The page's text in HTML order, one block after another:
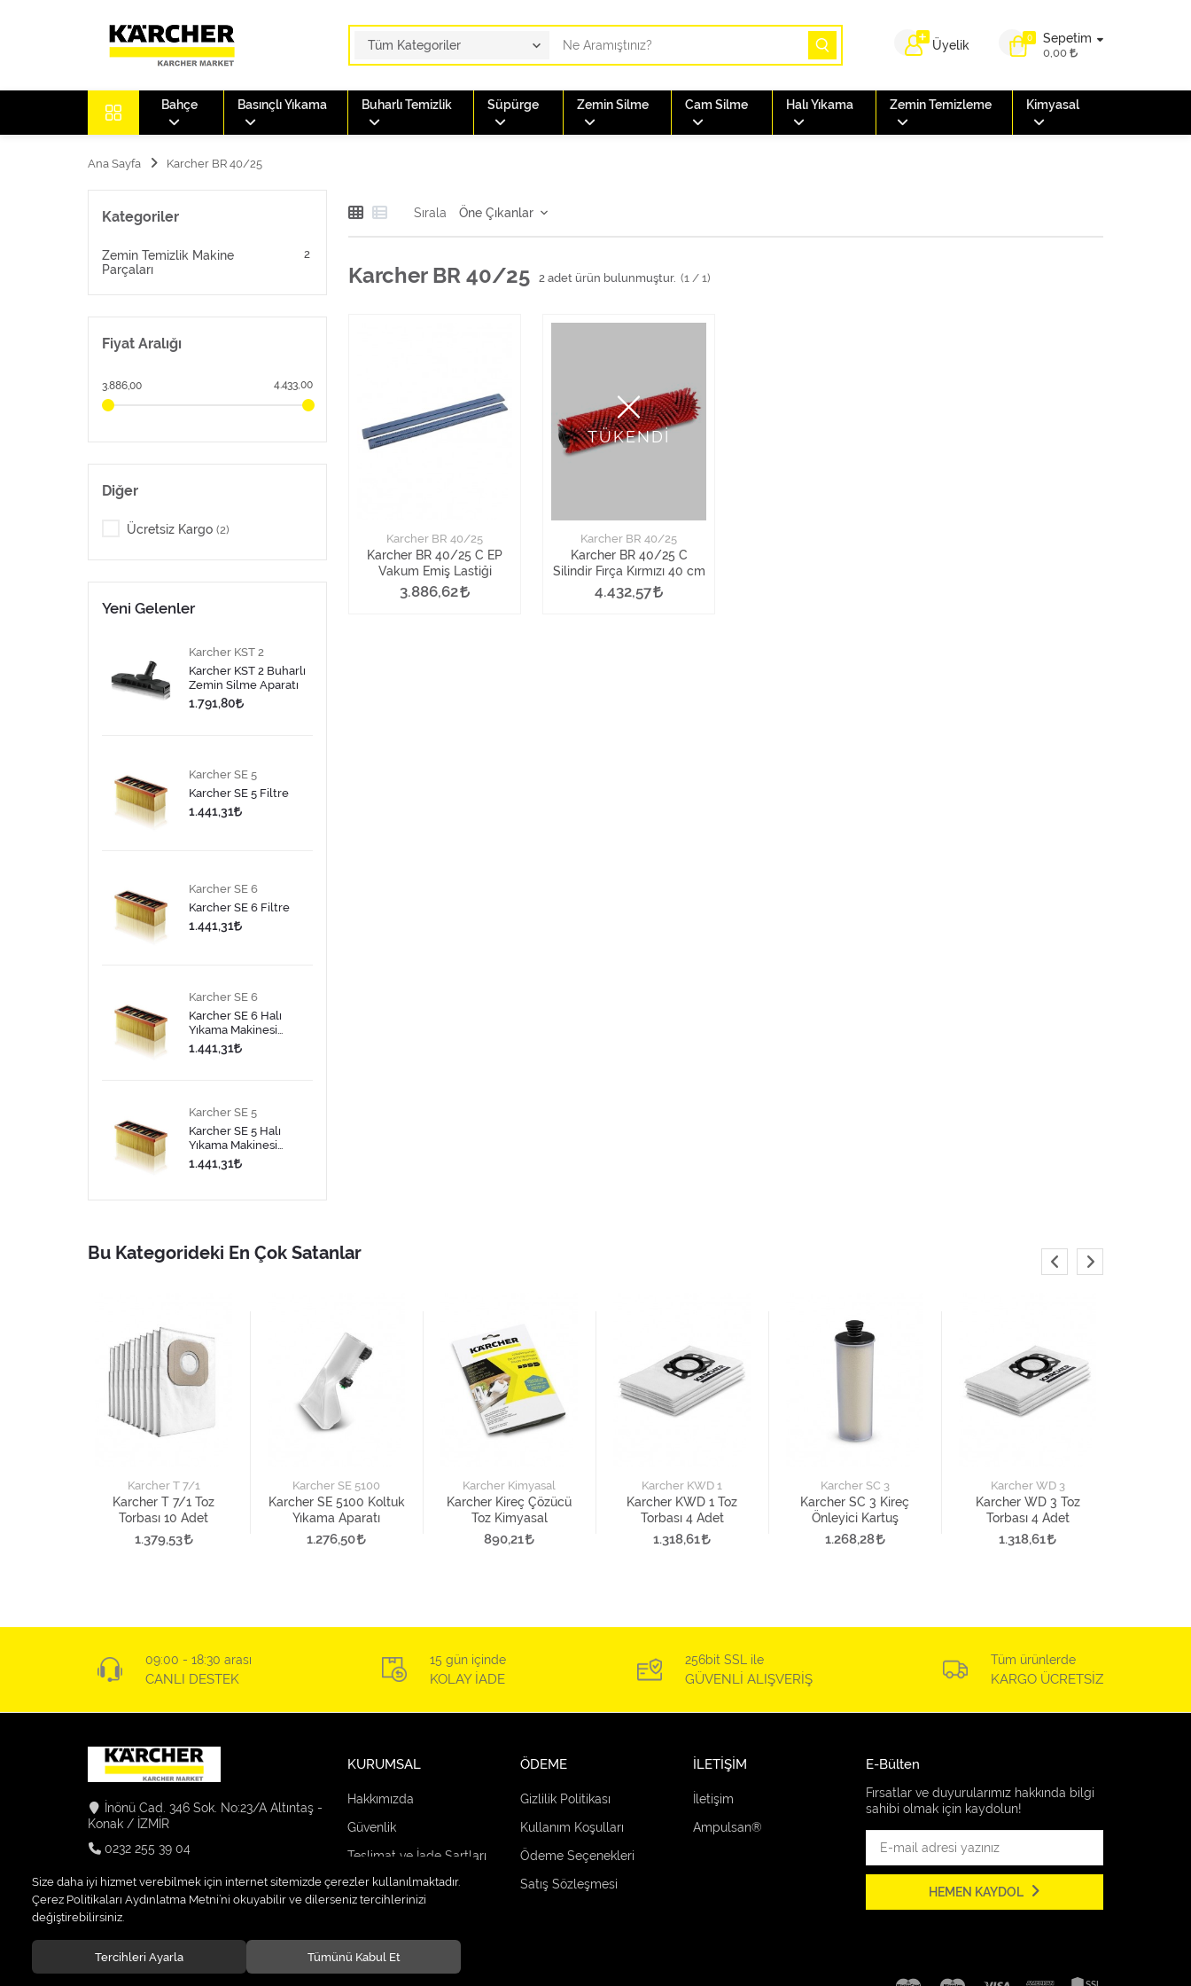
0 Sepetim
0,00
Üyelik
Bahçe Basınçlı Yıkama Buharlı Temizlik Süpürge Zemin Silme Cam Silme Halı Yıkama Zemin Temizleme Kimyasal
Ana Sayfa Karcher BR 40/25
Sırala
Karcher BR 40/25 2 adet ürün bulunmuştur. (1 / 1)
Karcher BR 40/25
Karcher BR 40/25 C EP
Vakum Emiş Lastiği
3.886,62
TÜKENDİ
Karcher BR 40/25
Karcher BR 40/25 C
Silindir Fırça Kırmızı 40 cm
4.432,57
Kategoriler
Zemin Temizlik Makine
Parçaları
2
Fiyat Aralığı
3.886,00 4.433,00
Diğer
Ücretsiz Kargo (2)
Yeni Gelenler
Karcher KST 2
Karcher KST 2 Buharlı
Zemin Silme Aparatı
1.791,80
Karcher SE 5
Karcher SE 5 Filtre
1.441,31
Karcher SE 6
Karcher SE 6 Filtre
1.441,31
Karcher SE 6
Karcher SE 6 Halı
Yıkama Makinesi
Filtre
1.441,31
Karcher SE 5
Karcher SE 5 Halı
Yıkama Makinesi
Filtre
1.441,31
Bu Kategorideki En Çok Satanlar
Karcher T 7/1
Karcher T 7/1 Toz
Torbası 10 Adet
1.379,53
Karcher SE 5100
Karcher SE 5100 Koltuk
Yıkama Aparatı
1.276,50
Karcher Kimyasal
Karcher Kireç Çözücü
Toz Kimyasal
890,21
Karcher KWD 1
Karcher KWD 1 Toz
Torbası 4 Adet
1.318,61
Karcher SC 3
Karcher SC 3 Kireç
Önleyici Kartuş
1.268,28
Karcher WD 3
Karcher WD 3 Toz
Torbası 4 Adet
1.318,61
09:00 - 18:30 arası
CANLI DESTEK
15 gün içinde
KOLAY İADE
256bit SSL ile
GÜVENLİ ALIŞVERİŞ
Tüm ürünlerde
KARGO ÜCRETSİZ
İnönü Cad. 346 Sok. No:23/A Altıntaş -
Konak / İZMİR
0232 255 39 04
E-Bülten
Fırsatlar ve duyurularımız hakkında bilgi
sahibi olmak için kaydolun!
HEMEN KAYDOL
KURUMSAL
Hakkımızda
Güvenlik
Teslimat ve İade Şartları
Kargo Seçenekleri
ÖDEME
Gizlilik Politikası
Kullanım Koşulları
Ödeme Seçenekleri
Satış Sözleşmesi
İLETİŞİM
İletişim
Ampulsan®
Size daha iyi hizmet verebilmek için internet sitemizde çerezler kullanılmaktadır.
Çerez Politikaları Aydınlatma Metni’ni okuyabilir ve dilerseniz tercihlerinizi
değiştirebilirsiniz.
Tercihleri Ayarla Tümünü Kabul Et